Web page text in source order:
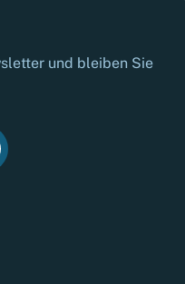
und bleiben Sie